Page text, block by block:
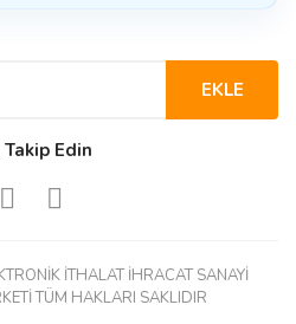
EKLE
Takip Edin
İTHALAT İHRACAT SANAYİ
TÜM HAKLARI SAKLIDIR